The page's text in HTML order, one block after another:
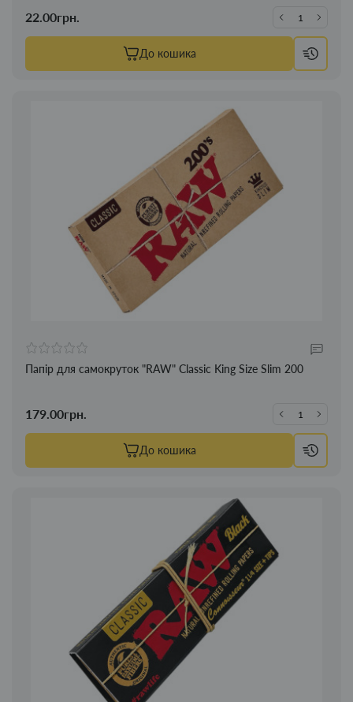
22.00грн.
До кошика
Папір для самокруток "RAW" Classic King Size Slim 200
179.00грн.
До кошика